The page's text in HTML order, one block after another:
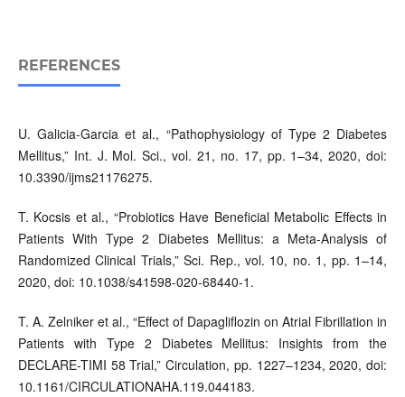
REFERENCES
U. Galicia-Garcia et al., “Pathophysiology of Type 2 Diabetes
Mellitus,” Int. J. Mol. Sci., vol. 21, no. 17, pp. 1–34, 2020, doi:
10.3390/ijms21176275.
T. Kocsis et al., “Probiotics Have Beneficial Metabolic Effects in
Patients With Type 2 Diabetes Mellitus: a Meta-Analysis of
Randomized Clinical Trials,” Sci. Rep., vol. 10, no. 1, pp. 1–14,
2020, doi: 10.1038/s41598-020-68440-1.
T. A. Zelniker et al., “Effect of Dapagliflozin on Atrial Fibrillation in
Patients with Type 2 Diabetes Mellitus: Insights from the
DECLARE-TIMI 58 Trial,” Circulation, pp. 1227–1234, 2020, doi:
10.1161/CIRCULATIONAHA.119.044183.